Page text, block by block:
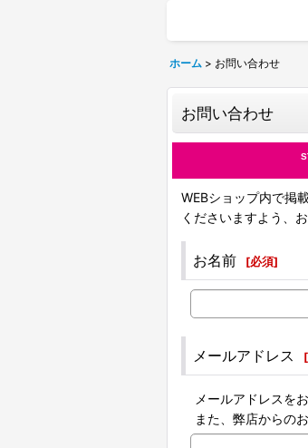
ホーム > お問い合わせ
お問い合わせ
WEBショップ内で掲
くださいますよう、
お名前 [必須]
メールアドレス [
メールアドレスを
また、弊店からの